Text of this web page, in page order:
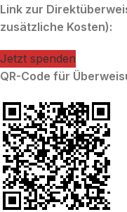
Link zur
zusätzliche Kosten):
Jetzt spenden
QR-Code für